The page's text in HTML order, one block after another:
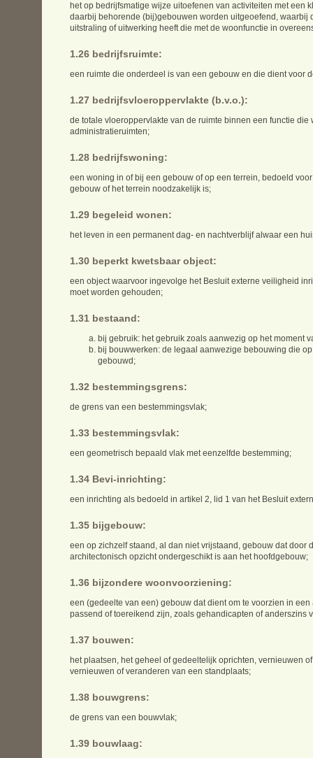
het op bedrijfsmatige wijze uitoefenen van activiteiten met
daarbij behorende (bij)gebouwen worden uitgeoefend,
uitstraling of uitwerking heeft die met de woonfunctie in
1.26 bedrijfsruimte:
een ruimte die onderdeel is van een gebouw en die dient voor
1.27 bedrijfsvloeroppervlakte (b.v.o.):
de totale vloeroppervlakte van de ruimte binnen een functie
administratieruimten;
1.28 bedrijfswoning:
een woning in of bij een gebouw of op een terrein, bedoeld
gebouw of het terrein noodzakelijk is;
1.29 begeleid wonen:
het leven in een permanent dag- en nachtverblijf alwaar een
1.30 beperkt kwetsbaar object:
een object waarvoor ingevolge het Besluit externe veiligheid
moet worden gehouden;
1.31 bestaand:
bij gebruik: het gebruik zoals aanwezig op het moment
bij bouwwerken: de legaal aanwezige bebouwing die
gebouwd;
1.32 bestemmingsgrens:
de grens van een bestemmingsvlak;
1.33 bestemmingsvlak:
een geometrisch bepaald vlak met eenzelfde bestemming;
1.34 Bevi-inrichting:
een inrichting als bedoeld in artikel 2, lid 1 van het Besluit
1.35 bijgebouw:
een op zichzelf staand, al dan niet vrijstaand, gebouw dat
architectonisch opzicht ondergeschikt is aan het hoofdgebouw;
1.36 bijzondere woonvoorziening:
een (gedeelte van een) gebouw dat dient om te voorzien in
passend of toereikend zijn, zoals gehandicapten of anderszins
1.37 bouwen:
het plaatsen, het geheel of gedeeltelijk oprichten, vernieuwen
vernieuwen of veranderen van een standplaats;
1.38 bouwgrens:
de grens van een bouwvlak;
1.39 bouwlaag: